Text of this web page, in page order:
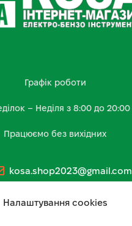
Налаштування cookies
Графік роботи
– Неділя з 8:00 до 20:00
Працюємо без вихідних
kosa.shop2023@gmail.com